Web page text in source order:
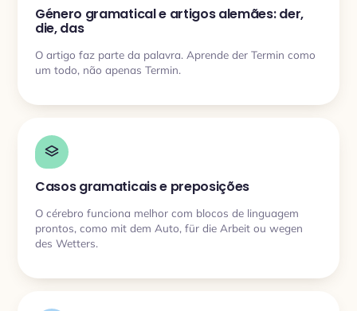
Género gramatical e artigos alemães: der,
die, das
O artigo faz parte da palavra. Aprende der Termin como
um todo, não apenas Termin.
Casos gramaticais e preposições
O cérebro funciona melhor com blocos de linguagem
prontos, como mit dem Auto, für die Arbeit ou wegen
des Wetters.